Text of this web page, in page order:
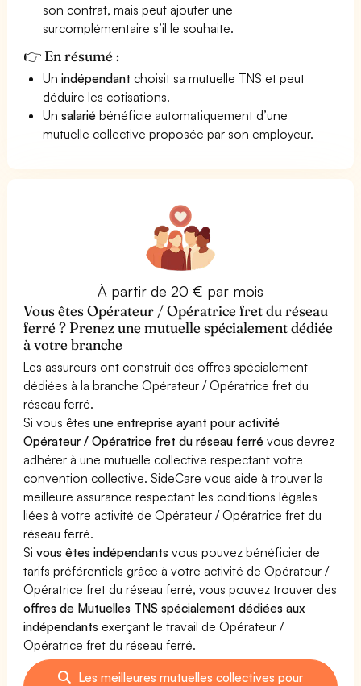
son contrat, mais peut ajouter une
surcomplémentaire s’il le souhaite.
👉 En résumé :
Unindépendant choisit sa mutuelle TNS et peut
déduire les cotisations.
Unsalarié bénéficie automatiquement d’une
mutuelle collective proposée par son employeur.
À partir de 20 € par mois
Vous êtes Opérateur / Opératrice fret du réseau
ferré ? Prenez une mutuelle spécialement dédiée
à votre branche
Les assureurs ont construit des offres spécialement
dédiées à la branche Opérateur / Opératrice fret du
réseau ferré.
Si vous êtesune entreprise ayant pour activité
Opérateur / Opératrice fret du réseau ferré vous devrez
adhérer à une mutuelle collective respectant votre
convention collective. SideCare vous aide à trouver la
meilleure assurance respectant les conditions légales
liées à votre activité de Opérateur / Opératrice fret du
réseau ferré.
Sivous êtes indépendants vous pouvez bénéficier de
tarifs préférentiels grâce à votre activité de Opérateur /
Opératrice fret du réseau ferré, vous pouvez trouver des
offres de Mutuelles TNS spécialement dédiées aux
indépendants exerçant le travail de Opérateur /
Opératrice fret du réseau ferré.
Les meilleures mutuelles collectives pour